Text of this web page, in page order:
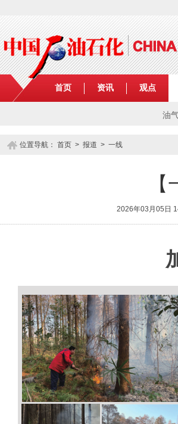
首页 资讯 观点
油
位置导航： 首页 > 报道 > 一线
2026年03月05日